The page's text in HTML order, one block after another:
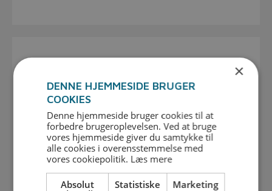
×
DENNE HJEMMESIDE BRUGER
COOKIES
Denne hjemmeside bruger cookies til at
forbedre brugeroplevelsen. Ved at bruge
vores hjemmeside giver du samtykke til
alle cookies i overensstemmelse med
vores cookiepolitik. Læs mere
Absolut
Statistiske Marketing